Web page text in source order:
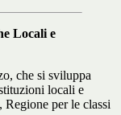
Locali e
che si sviluppa
locali e
per le classi